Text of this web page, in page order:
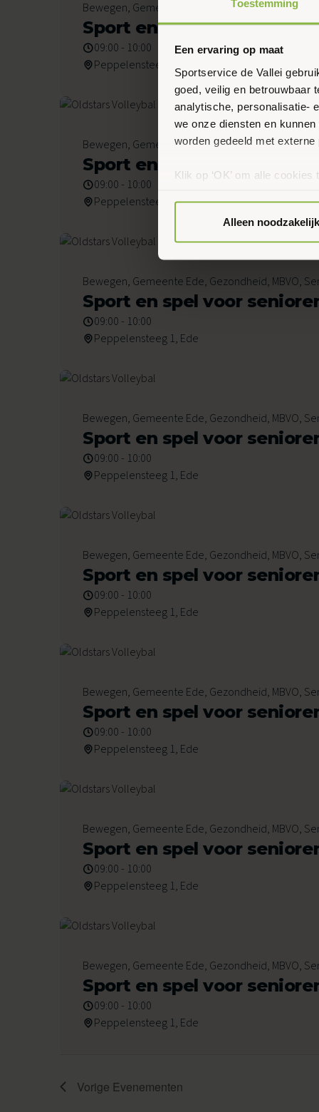
Toestemming
Een ervaring op maat
Sportservice de Vallei
goed, veilig en betrouwbaar
analytische, personalisatie-
we onze diensten en
worden gedeeld met externe
Klik op ‘OK’ om alle
Alleen
September 2026
Bewegen, Gemeente Ede, Gezondheid, MBVO,
Sport en spel voor
09:00 - 10:00
Peppelensteeg 1, Ede
September 2026
Bewegen, Gemeente Ede, Gezondheid, MBVO,
Sport en spel voor senioren
09:00 - 10:00
Peppelensteeg 1, Ede
Oktober 2026
Bewegen, Gemeente Ede, Gezondheid, MBVO,
Sport en spel voor
09:00 - 10:00
Peppelensteeg 1, Ede
Oktober 2026
Bewegen, Gemeente Ede, Gezondheid, MBVO,
Sport en spel voor
09:00 - 10:00
Peppelensteeg 1, Ede
Oktober 2026
Bewegen, Gemeente Ede, Gezondheid, MBVO,
Sport en spel voor
09:00 - 10:00
Peppelensteeg 1, Ede
Oktober 2026
Bewegen, Gemeente Ede, Gezondheid, MBVO,
Sport en spel voor
09:00 - 10:00
Peppelensteeg 1, Ede
November 2026
Bewegen, Gemeente Ede, Gezondheid, MBVO,
Sport en spel voor
09:00 - 10:00
Peppelensteeg 1, Ede
November 2026
Bewegen, Gemeente Ede, Gezondheid, MBVO,
Sport en spel voor
09:00 - 10:00
Peppelensteeg 1, Ede
Vorige Evenementen